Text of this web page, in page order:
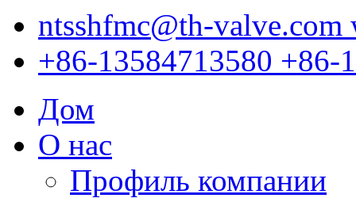
ntsshfmc@th-valve.com
+86-13584713580 +86-
Дом
О нас
Профиль компании